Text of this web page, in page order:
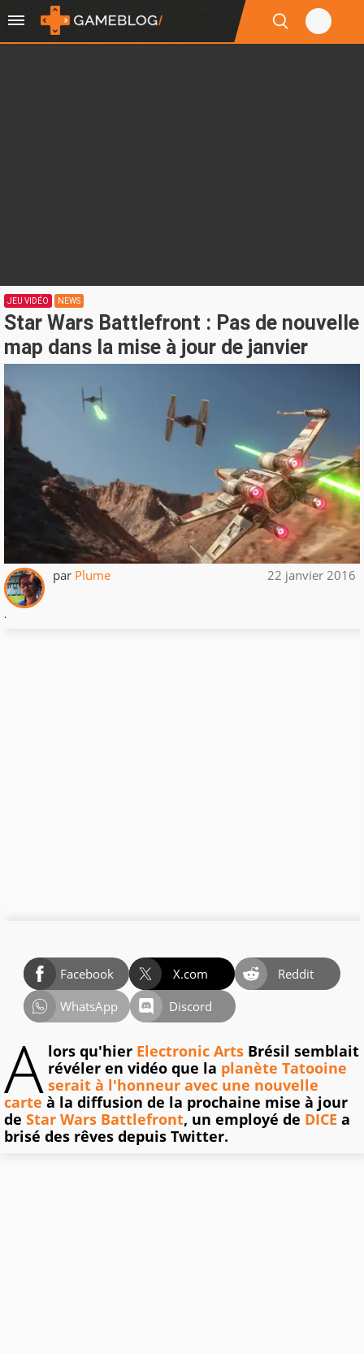
JEU VIDÉO NEWS
Star Wars Battlefront : Pas de nouvelle
map dans la mise à jour de janvier
par Plume 22 janvier 2016
.
Facebook X.com
Reddit
WhatsApp
Discord
A lors qu'hier Electronic Arts Brésil semblait
révéler en vidéo que la planète Tatooine
serait à l'honneur avec une nouvelle
carte à la diffusion de la prochaine mise à jour
de Star Wars Battlefront, un employé de DICE a
brisé des rêves depuis Twitter.